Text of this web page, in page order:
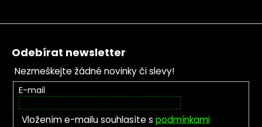
Zápatí
Odebírat newsletter
Nezmeškejte žádné novinky či slevy!
E-mail
Vložením e-mailu souhlasíte s podmínkami